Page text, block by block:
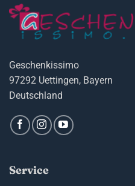
Geschenkissimo
97292 Uettingen, Bayern
Deutschland
Service